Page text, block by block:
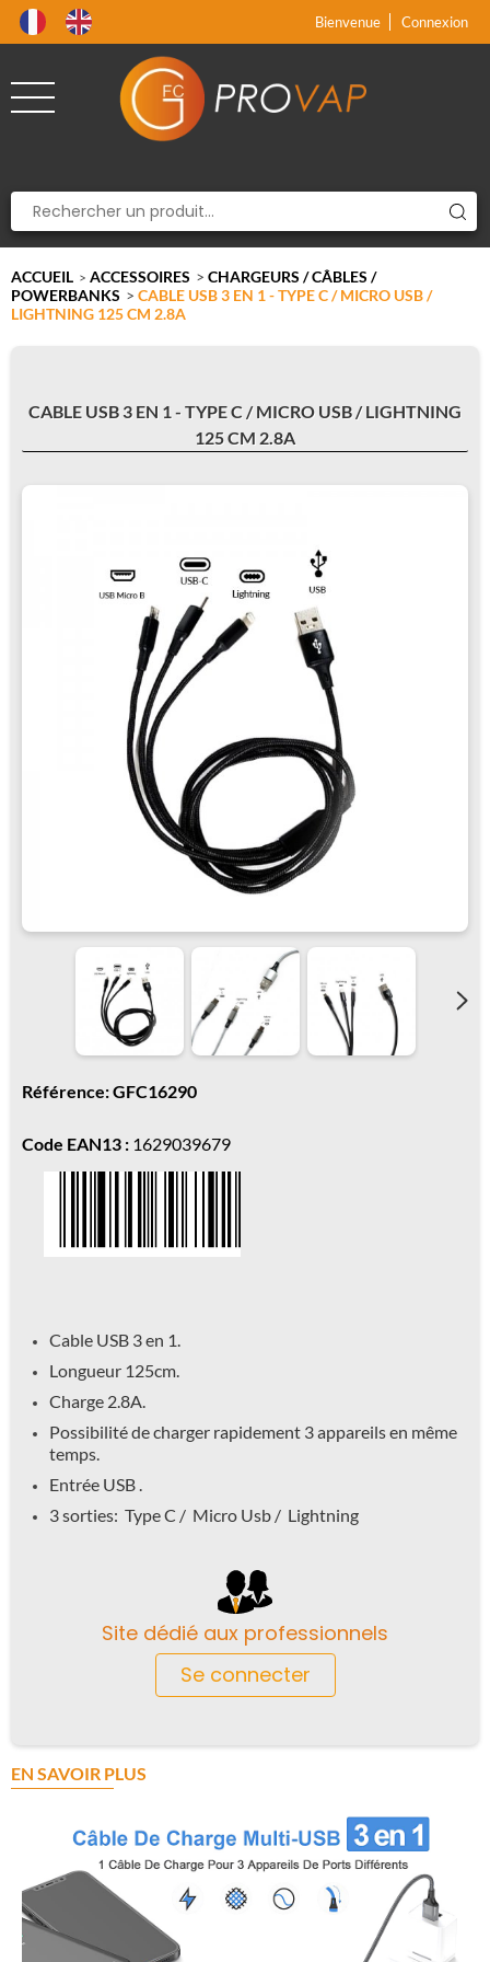
Bienvenue Connexion
ACCUEIL > ACCESSOIRES > CHARGEURS / CÂBLES /
POWERBANKS > CABLE USB 3 EN 1 - TYPE C / MICRO USB /
LIGHTNING 125 CM 2.8A
CABLE USB 3 EN 1 - TYPE C / MICRO USB / LIGHTNING
125 CM 2.8A
Référence: GFC16290
Code EAN13 : 1629039679
Cable USB 3 en 1.
Longueur 125cm.
Charge 2.8A.
Possibilité de charger rapidement 3 appareils en même
temps.
Entrée USB .
3 sorties: Type C / Micro Usb / Lightning
Site dédié aux professionnels
Se connecter
EN SAVOIR PLUS
x
x